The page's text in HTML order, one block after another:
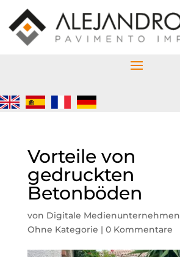
Vorteile von
gedruckten
Betonböden
von Digitale Medienunternehmen
Ohne Kategorie | 0 Kommentare